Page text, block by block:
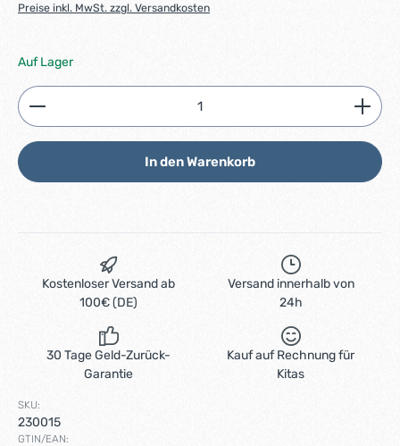
Preise inkl. MwSt. zzgl. Versandkosten
Auf Lager
Produkt Anzahl: Gib den gewünschten Wert ein
In den Warenkorb
Kostenloser Versand ab
100€ (DE)
Versand innerhalb von
24h
30 Tage Geld-Zurück-
Garantie
Kauf auf Rechnung für
Kitas
SKU:
230015
GTIN/EAN: